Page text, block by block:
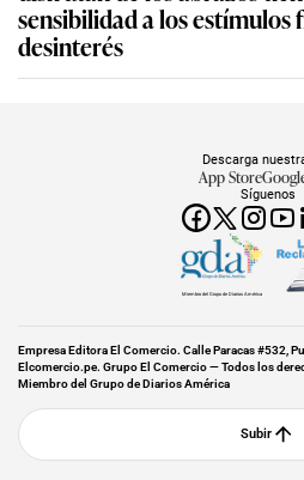
sensibilidad a los estímulos
desinterés
Síguenos
Descarga
App Store
Miembro del Grupo de Diarios América
Empresa Editora El Comercio. Calle Paracas #532,
Elcomercio.pe. Grupo El Comercio — Todos los
Miembro del Grupo de Diarios América
Subir